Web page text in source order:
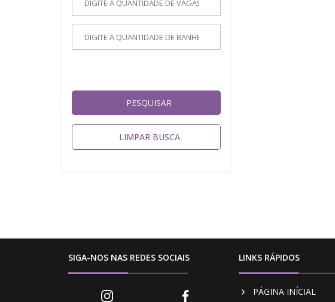
PESQUISAR
LIMPAR BUSCA
SIGA-NOS NAS REDES SOCIAIS LINKS RÁPIDOS
PÁGINA INÍCIAL